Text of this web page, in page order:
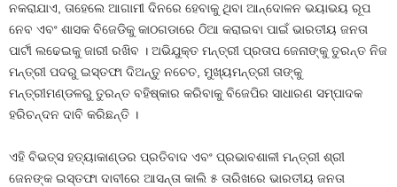
ନକରାଯାଏ, ତାହେଲେ ଆଗାମୀ ଦିନରେ ହେବାକୁ ଥିବା ଆନ୍ଦୋଳନ ଭୟାଭୟ ରୂପ
ନେବ ଏବଂ ଶାସକ ବିଜେଡିକୁ କାଠଗଡାରେ ଠିଆ କରାଇବା ପାଇଁ ଭାରତୀୟ ଜନତା
ପାର୍ଟୀ ଲଢେଇକୁ ଜାରୀ ରଖିବ । ଅଭିଯୁକ୍ତ ମନ୍ତ୍ରୀ ପ୍ରତାପ ଜେନାଙ୍କୁ ତୁରନ୍ତ ନିଜ
ମନ୍ତ୍ରୀ ପଦରୁ ଇସ୍ତଫା ଦିଅନ୍ତୁ ନଚେତ, ମୁଖ୍ୟମନ୍ତ୍ରୀ ତାଙ୍କୁ
ମନ୍ତ୍ରୀମଣ୍ଡଳରୁ ତୁରନ୍ତ ବହିଷ୍କାର କରିବାକୁ ବିଜେପିର ସାଧାରଣ ସମ୍ପାଦକ
ହରିଚନ୍ଦନ ଦାବି କରିଛନ୍ତି ।
ଏହି ବିଭତ୍ସ ହତ୍ୟାକାଣ୍ଡର ପ୍ରତିବାଦ ଏବଂ ପ୍ରଭାବଶାଳୀ ମନ୍ତ୍ରୀ ଶ୍ରୀ
ଜେନଙ୍କ ଇସ୍ତଫା ଦାବୀରେ ଆସନ୍ତା କାଲି ୫ ତାରିଖରେ ଭାରତୀୟ ଜନତା